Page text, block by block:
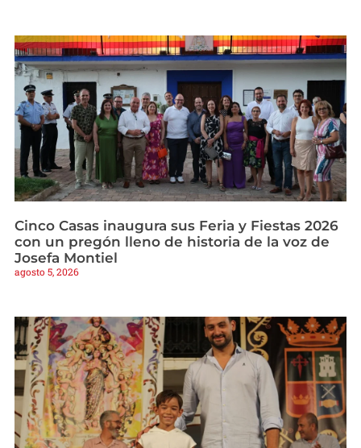
Cinco Casas inaugura sus Feria y Fiestas 2026
con un pregón lleno de historia de la voz de
Josefa Montiel
agosto 5, 2026